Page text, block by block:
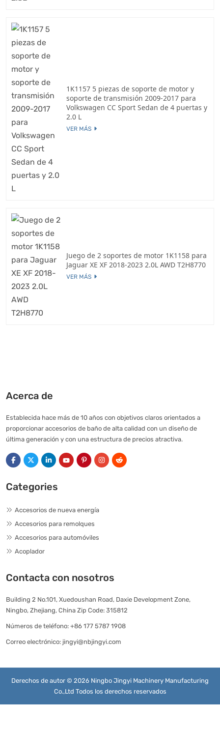
1K1157 5 piezas de soporte de motor y
soporte de transmisión 2009-2017 para
Volkswagen CC Sport Sedan de 4 puertas y
2.0 L
VER MÁS
Juego de 2 soportes de motor 1K1158 para
Jaguar XE XF 2018-2023 2.0L AWD T2H8770
VER MÁS
Acerca de
Establecida hace más de 10 años con objetivos claros orientados a
proporcionar accesorios de baño de alta calidad con un diseño de
última generación y con una estructura de precios atractiva.
Categories
Accesorios de nueva energía
Accesorios para remolques
Accesorios para automóviles
Acoplador
Contacta con nosotros
Building 2 No.101, Xuedoushan Road, Daxie Development Zone,
Ningbo, Zhejiang, China Zip Code: 315812
Números de teléfono: +86 177 5787 1908
Correo electrónico: jingyi@nbjingyi.com
Derechos de autor © 2026 Ningbo Jingyi Machinery Manufacturing
Co.,Ltd Todos los derechos reservados